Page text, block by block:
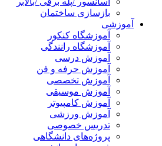
بازسازی ساختمان
آموزشی
آموزشگاه کنکور
آموزشگاه رانندگی
آموزش درسی
آموزش حرفه و فن
آموزش تخصصی
آموزش موسیقی
آموزش کامپیوتر
آموزش ورزشی
تدریس خصوصی
پروژه‌های دانشگاهی